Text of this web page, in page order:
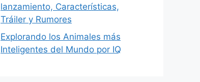
lanzamiento, Características,
Tráiler y Rumores
Explorando los Animales más
Inteligentes del Mundo por IQ